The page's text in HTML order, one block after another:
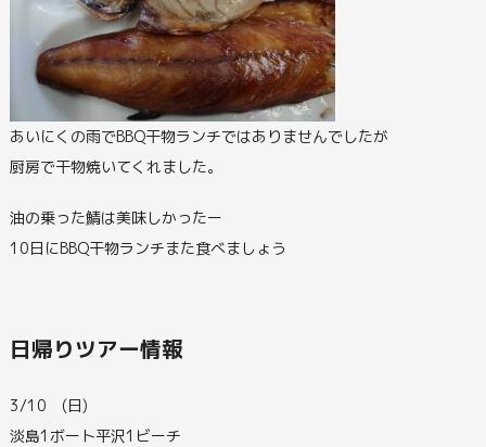
あいにくの雨でBBQ干物ランチではありませんでしたが
厨房で干物焼いてくれました。
油の乗った鯖は美味しかったー
10日にBBQ干物ランチまた食べましょう
日帰りツアー情報
3/10 (日)
淡島1ボート平沢1ビーチ